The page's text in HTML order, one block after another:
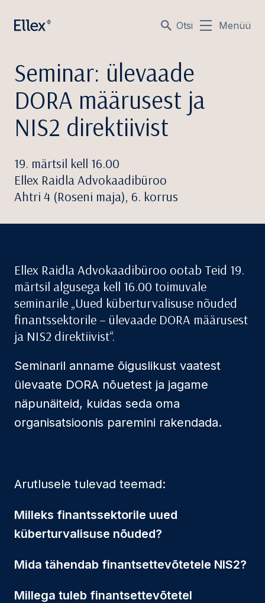
Otsi Menüü
Seminar: ülevaade
DORA määrusest ja
NIS2 direktiivist
19. märtsil kell 16.00
Ellex Raidla Advokaadibüroo
Ahtri 4 (Roseni maja), 6. korrus
Ellex Raidla Advokaadibüroo ootab Teid 19.
märtsil algusega kell 16.00 toimuvale
seminarile „Uued küberturvalisuse nõuded
finantssektorile – ülevaade DORA määrusest
ja NIS2 direktiivist“.
Seminaril anname õiguslikust vaatest
ülevaate DORA nõuetest ja jagame
näpunäiteid, kuidas seda oma
organisatsioonis paremini rakendada.
Arutlusele tulevad teemad:
Milleks finantssektorile uued
küberturvalisuse nõuded?
Mida tähendab finantsettevõtetele NIS2?
Millega tuleb finantsettevõtetel